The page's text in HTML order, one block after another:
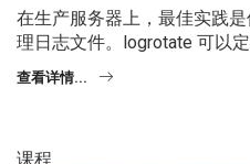
在生产服务器上，最佳实践
理日志文件。logrotate 可以
查看详情...
课程